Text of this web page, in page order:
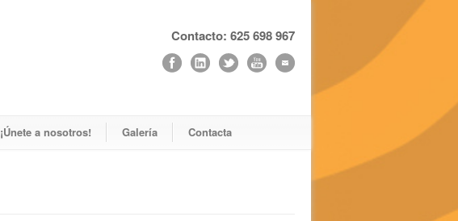
Contacto: 625 698 967
¡Únete a nosotros! Galería Contacta